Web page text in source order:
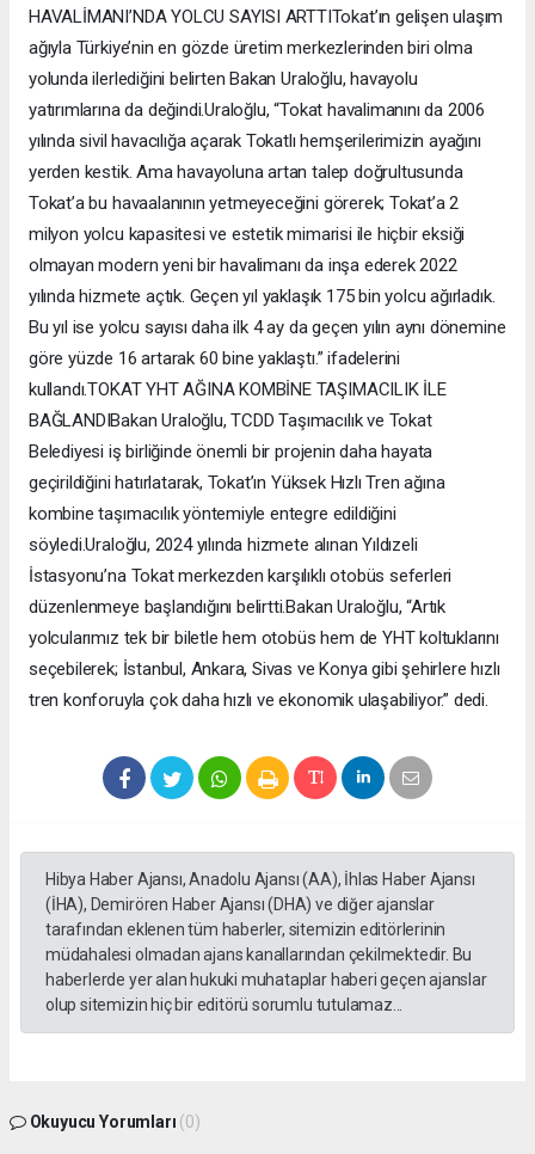
HAVALİMANI’NDA YOLCU SAYISI ARTTITokat’ın gelişen ulaşım
ağıyla Türkiye’nin en gözde üretim merkezlerinden biri olma
yolunda ilerlediğini belirten Bakan Uraloğlu, havayolu
yatırımlarına da değindi.Uraloğlu, “Tokat havalimanını da 2006
yılında sivil havacılığa açarak Tokatlı hemşerilerimizin ayağını
yerden kestik. Ama havayoluna artan talep doğrultusunda
Tokat’a bu havaalanının yetmeyeceğini görerek; Tokat’a 2
milyon yolcu kapasitesi ve estetik mimarisi ile hiçbir eksiği
olmayan modern yeni bir havalimanı da inşa ederek 2022
yılında hizmete açtık. Geçen yıl yaklaşık 175 bin yolcu ağırladık.
Bu yıl ise yolcu sayısı daha ilk 4 ay da geçen yılın aynı dönemine
göre yüzde 16 artarak 60 bine yaklaştı.” ifadelerini
kullandı.TOKAT YHT AĞINA KOMBİNE TAŞIMACILIK İLE
BAĞLANDIBakan Uraloğlu, TCDD Taşımacılık ve Tokat
Belediyesi iş birliğinde önemli bir projenin daha hayata
geçirildiğini hatırlatarak, Tokat’ın Yüksek Hızlı Tren ağına
kombine taşımacılık yöntemiyle entegre edildiğini
söyledi.Uraloğlu, 2024 yılında hizmete alınan Yıldızeli
İstasyonu’na Tokat merkezden karşılıklı otobüs seferleri
düzenlenmeye başlandığını belirtti.Bakan Uraloğlu, “Artık
yolcularımız tek bir biletle hem otobüs hem de YHT koltuklarını
seçebilerek; İstanbul, Ankara, Sivas ve Konya gibi şehirlere hızlı
tren konforuyla çok daha hızlı ve ekonomik ulaşabiliyor.” dedi.
Hibya Haber Ajansı, Anadolu Ajansı (AA), İhlas Haber Ajansı
(İHA), Demirören Haber Ajansı (DHA) ve diğer ajanslar
tarafından eklenen tüm haberler, sitemizin editörlerinin
müdahalesi olmadan ajans kanallarından çekilmektedir. Bu
haberlerde yer alan hukuki muhataplar haberi geçen ajanslar
olup sitemizin hiç bir editörü sorumlu tutulamaz...
Okuyucu Yorumları (0)